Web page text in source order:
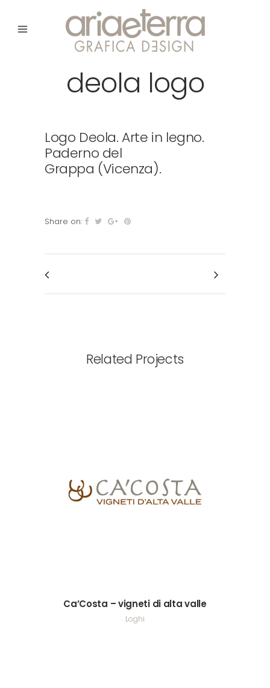
deola logo
Logo Deola. Arte in legno.
Paderno del
Grappa (Vicenza).
Share on:
Related Projects
Ca’Costa – vigneti di alta valle
Loghi